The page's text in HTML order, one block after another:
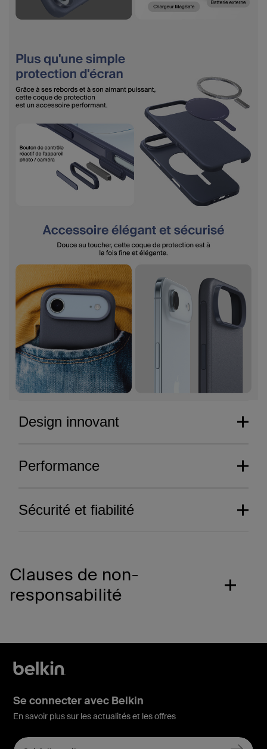
Design innovant
Composants élaborés
avec minutie.
Performance
Sécurité et fiabilité
Clauses de non-
responsabilité
Se connecter avec Belkin
En savoir plus sur les actualités et les offres